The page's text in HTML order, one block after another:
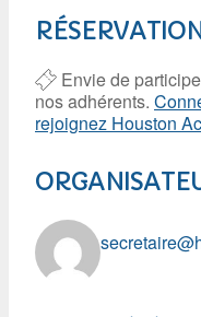
Envie de
nos adhérents.
rejoignez Houston